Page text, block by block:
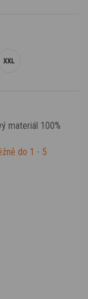
materiál 100%
do 1 - 5